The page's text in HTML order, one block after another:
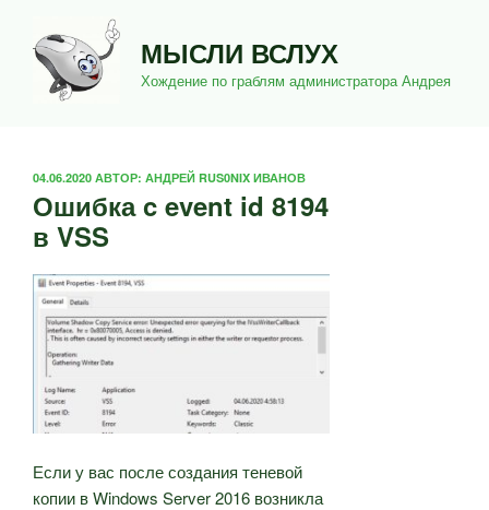
содержимому
МЫСЛИ ВСЛУХ
Хождение по граблям администратора Андрея
ОПУБЛИКОВАНО
04.06.2020 АВТОР: АНДРЕЙ RUS0NIX ИВАНОВ
Ошибка c event id 8194
в VSS
Если у вас после создания теневой
копии в Windows Server 2016 возникла